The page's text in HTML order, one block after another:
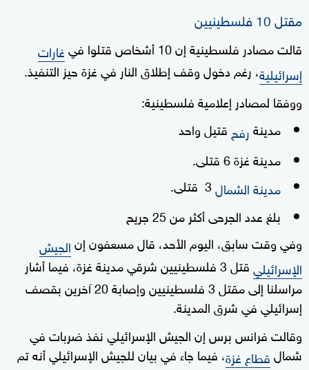
مقتل 10 فلسطينيين
قالت مصادر فلسطينية إن 10 أشخاص قتلوا في
غارات
إسرائيلية، رغم دخول وقف إطلاق النار في غزة حيز التنفيذ.
ووفقا لمصادر إعلامية فلسطينية:
مدينةرفح قتيل واحد
مدينة غزة 6 قتلى.
مدينة الشمال
بلغ عدد الجرحى أكثر من 25 جريح
وفي وقت سابق، اليوم الأحد، قال مسعفون إنالجيش
الإسرائيلي
قتل 3 فلسطينيين شرقي مدينة غزة، فيما أشار
مراسلنا إلى مقتل 3 فلسطينيين وإصابة 20 آخرين بقصف
إسرائيلي في شرق المدينة.
وقالت فرانس برس إن الجيش الإسرائيلي نفذ ضربات في
شمالقطاع غزة، فيما جاء في بيان للجيش الإسرائيلي أنه تم